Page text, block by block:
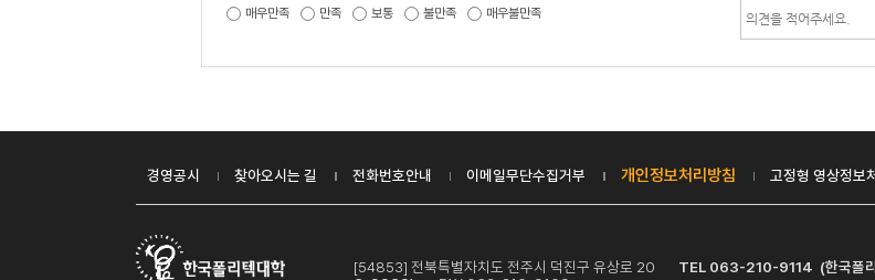
매우만족 만족 보통 불만족 매우불만족
경영공시 찾아오시는 길 전화번호안내 이메일무단수집거부 개인정보처리방침 고정형 영상정보
[54853] 전북특별자치도 전주시 덕진구 유상로 20 TEL 063-210-9114 (한국폴리